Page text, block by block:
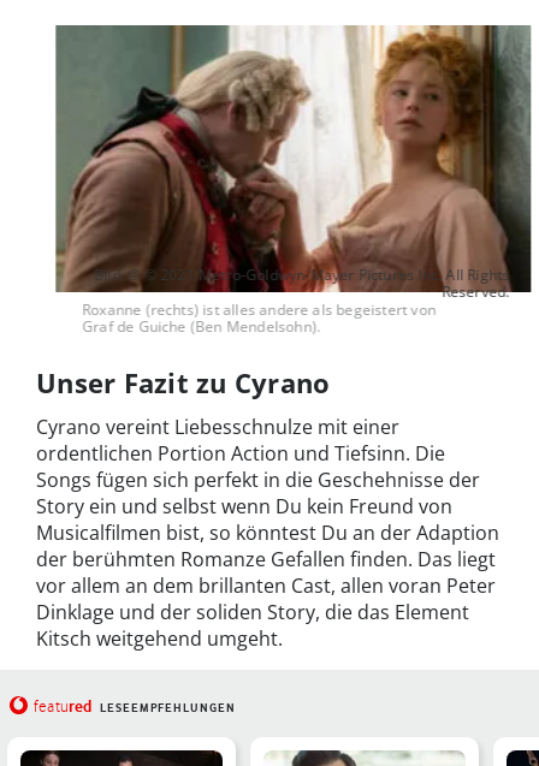
Roxanne (rechts) ist alles andere als begeistert von
Graf de Guiche (Ben Mendelsohn).
Bild: © © 2021 Metro-Goldwyn-Mayer Pictures Inc. All Rights
Reserved.
Unser Fazit zu Cyrano
Cyrano vereint Liebesschnulze mit einer
ordentlichen Portion Action und Tiefsinn. Die
Songs fügen sich perfekt in die Geschehnisse der
Story ein und selbst wenn Du kein Freund von
Musicalfilmen bist, so könntest Du an der Adaption
der berühmten Romanze Gefallen finden. Das liegt
vor allem an dem brillanten Cast, allen voran Peter
Dinklage und der soliden Story, die das Element
Kitsch weitgehend umgeht.
featured LESEEMPFEHLUNGEN